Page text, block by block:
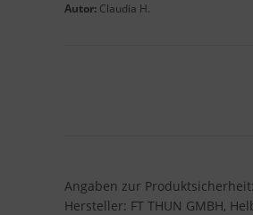
Autor: Claudia H.
Angaben zur Produktsicherheit:
Hersteller: FT THUN GMBH,